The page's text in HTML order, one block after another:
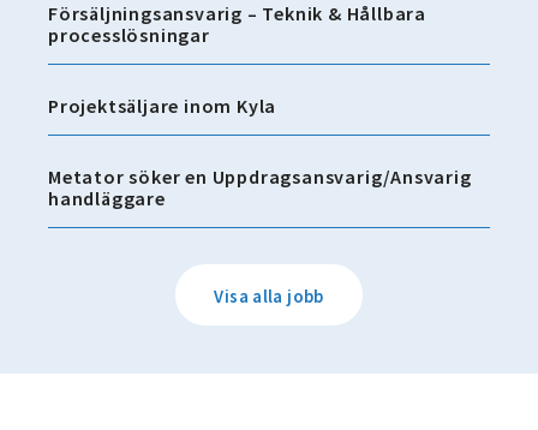
Försäljningsansvarig – Teknik & Hållbara
processlösningar
Projektsäljare inom Kyla
Metator söker en Uppdragsansvarig/Ansvarig
handläggare
Visa alla jobb